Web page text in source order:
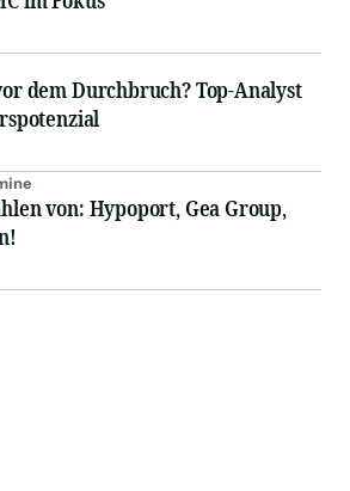
dem Durchbruch? Top-Analyst
von: Hypoport, Gea Group,